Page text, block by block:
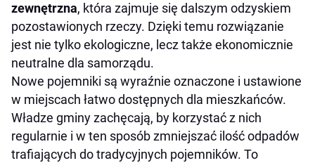
zewnętrzna, która zajmuje się dalszym odzyskiem
pozostawionych rzeczy. Dzięki temu rozwiązanie
jest nie tylko ekologiczne, lecz także ekonomicznie
neutralne dla samorządu.
Nowe pojemniki są wyraźnie oznaczone i ustawione
w miejscach łatwo dostępnych dla mieszkańców.
Władze gminy zachęcają, by korzystać z nich
regularnie i w ten sposób zmniejszać ilość odpadów
trafiających do tradycyjnych pojemników. To